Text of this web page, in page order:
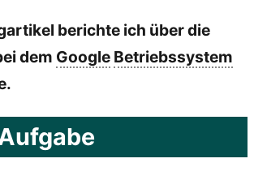
berichte ich über die
dem Google Betriebssystem